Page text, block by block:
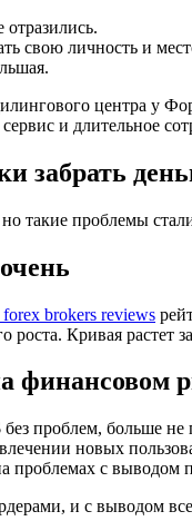
свою личность и
центра
и длительное
забрать
такие проблемы
brokers reviews
Кривая растет
финансовом
проблем, больше не
новых
проблемах с
и с выводом